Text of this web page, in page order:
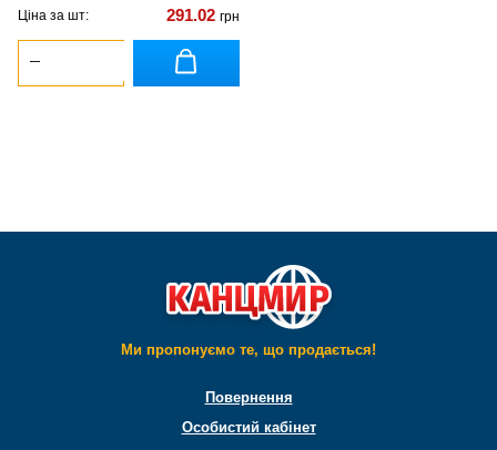
Ціна за шт: 291.02 грн
Ми пропонуємо те, що продається!
Повернення
Особистий кабінет